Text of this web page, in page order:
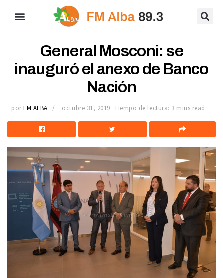
General Mosconi: se
inauguró el anexo de Banco
Nación
por FM ALBA octubre 31, 2019 Tiempo de lectura: 3 mins read